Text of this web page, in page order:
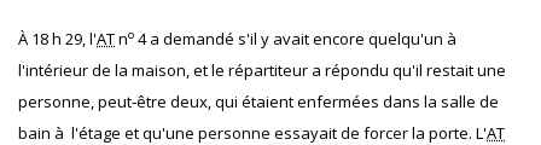
À 18 h 29, l'ATno 4 a demandé s'il y avait encore quelqu'un à
l'intérieur de la maison, et le répartiteur a répondu qu'il restait une
personne, peut‐être deux, qui étaient enfermées dans la salle de
bain à l'étage et qu'une personne essayait de forcer la porte. L'AT